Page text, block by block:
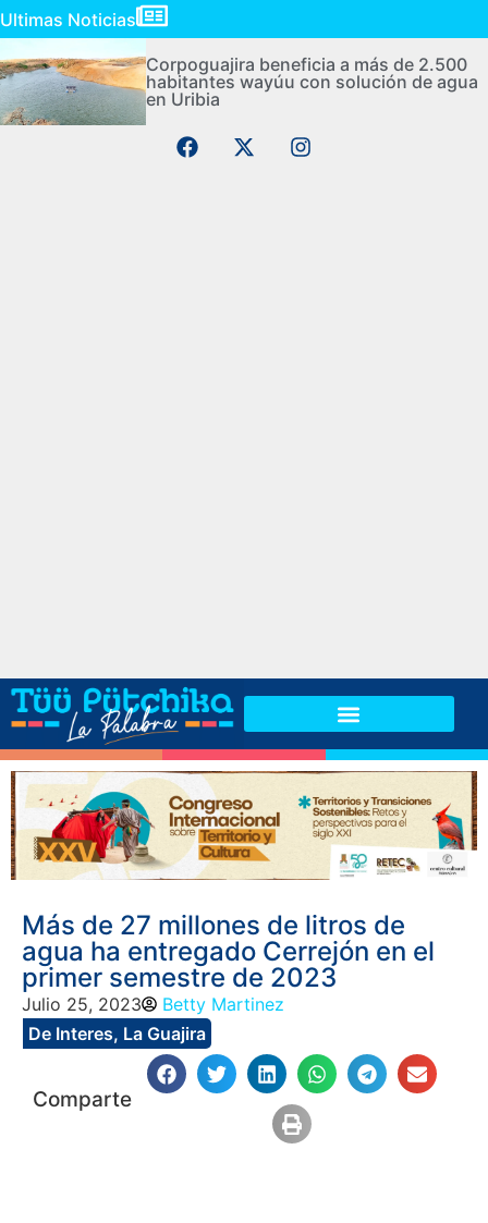
Ultimas Noticias
Corpoguajira beneficia a más de 2.500
habitantes wayúu con solución de agua
en Uribia
Más de 27 millones de litros de
agua ha entregado Cerrejón en el
primer semestre de 2023
Julio 25, 2023
Betty Martinez
De Interes, La Guajira
Comparte